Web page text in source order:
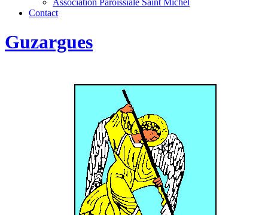
Association Paroissiale Saint Michel
Contact
Guzargues